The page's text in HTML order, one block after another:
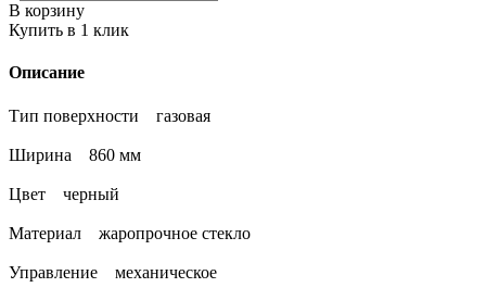
В корзину
Купить в 1 клик
Описание
Тип поверхности газовая
Ширина 860 мм
Цвет черный
Материал жаропрочное стекло
Управление механическое